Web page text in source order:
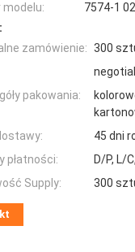
modelu:
7574-1 02
zamówienie: 300
pakowania:
45 dni
płatności:
D/P, L/
Supply:
300